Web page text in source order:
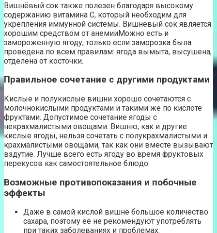
Вишнёвый сок также полезен благодаря высокому
содержанию витамина С, который необходим для
укрепления иммунной системы. Вишнёвый сок является
хорошим средством от анемииМожно есть и
замороженную ягоду, только если заморозка была
проведена по всем правилам: ягода вымыта, высушена,
отделена от косточки.
Правильное сочетание с другими продуктами
Кислые и полукислые вишни хорошо сочетаются с
молочнокислыми продуктами и такими же по кислоте
фруктами. Допустимое сочетание ягоды с
некрахмалистыми овощами. Вишню, как и другие
кислые ягоды, нельзя сочетать с полукрахмалистыми и
крахмалистыми овощами, так как они вместе вызывают
вздутие. Лучше всего есть ягоду во время фруктовых
перекусов как самостоятельное блюдо.
Возможные противопоказания и побочные
эффекты
Даже в самой кислой вишне большое количество
сахара, поэтому её не рекомендуют употреблять
при таких заболеваниях и проблемах: